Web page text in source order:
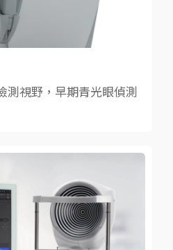
測視野，早期青光眼偵測